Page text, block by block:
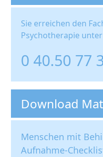
Sie erreichen den
Psychotherapie unter
0 40.50 77
Download
Menschen mit
Aufnahme-